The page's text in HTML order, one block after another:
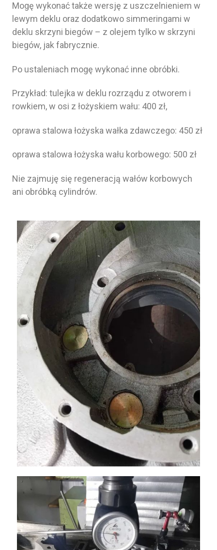
Mogę wykonać także wersję z uszczelnieniem w
lewym deklu oraz dodatkowo simmeringami w
deklu skrzyni biegów – z olejem tylko w skrzyni
biegów, jak fabrycznie.
Po ustaleniach mogę wykonać inne obróbki.
Przykład: tulejka w deklu rozrządu z otworem i
rowkiem, w osi z łożyskiem wału: 400 zł,
oprawa stalowa łożyska wałka zdawczego: 450 zł
oprawa stalowa łożyska wału korbowego: 500 zł
Nie zajmuję się regeneracją wałów korbowych
ani obróbką cylindrów.